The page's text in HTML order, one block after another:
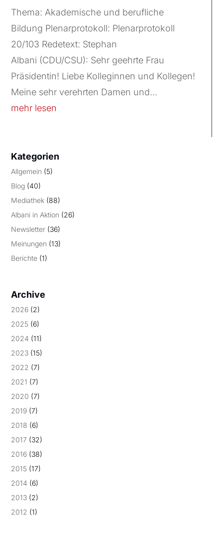
Thema: Akademische und berufliche
Bildung Plenarprotokoll: Plenarprotokoll
20/103 Redetext: Stephan
Albani (CDU/CSU): Sehr geehrte Frau
Präsidentin! Liebe Kolleginnen und Kollegen!
Meine sehr verehrten Damen und...
mehr lesen
Kategorien
Allgemein (5)
Blog (40)
Mediathek (88)
Albani in Aktion (26)
Newsletter (36)
Meinungen (13)
Berichte (1)
Archive
2026 (2)
2025 (6)
2024 (11)
2023 (15)
2022 (7)
2021 (7)
2020 (7)
2019 (7)
2018 (6)
2017 (32)
2016 (38)
2015 (17)
2014 (6)
2013 (2)
2012 (1)